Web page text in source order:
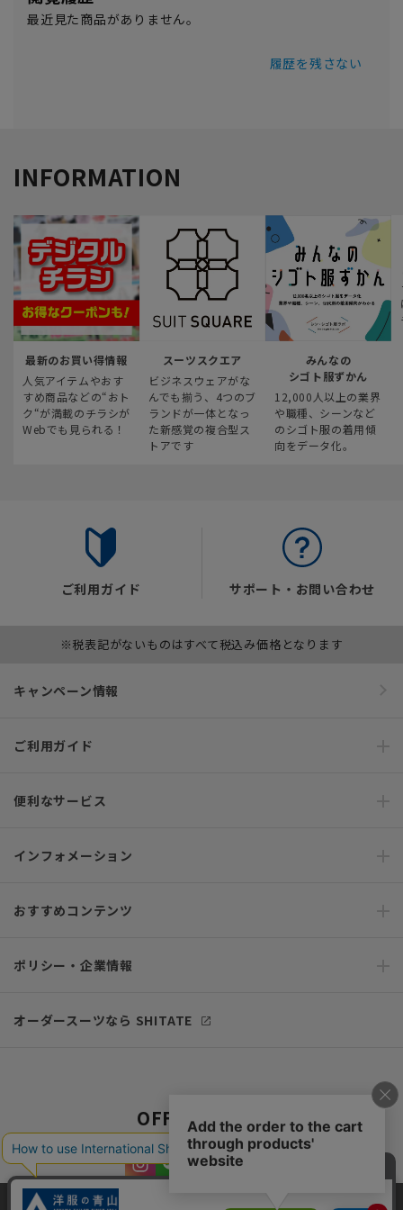
最近見た商品がありません。
履歴を残さない
INFORMATION
最新のお買い得情報
人気アイテムやおす
すめ商品などの“おト
ク“が満載のチラシが
Webでも見られる！
スーツスクエア
ビジネスウェアがな
んでも揃う、4つのブ
ランドが一体となっ
た新感覚の複合型ス
トアです
みんなの
シゴト服ずかん
12,000人以上の業界
や職種、シーンなど
のシゴト服の着用傾
向をデータ化。
ご利用ガイド サポート・お問い合わせ
※税表記がないものはすべて税込み価格となります
キャンペーン情報
ご利用ガイド
便利なサービス
インフォメーション
おすすめコンテンツ
ポリシー・企業情報
オーダースーツなら SHITATE
OFFICIAL SNS